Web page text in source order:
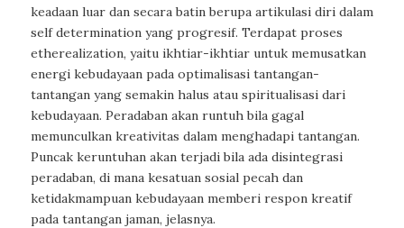
keadaan luar dan secara batin berupa artikulasi diri dalam
self determinationyang progresif. Terdapat proses
etherealization, yaitu ikhtiar-ikhtiar untuk memusatkan
energi kebudayaan pada optimalisasi tantangan-
tantangan yang semakin halus atau spiritualisasi dari
kebudayaan. Peradaban akan runtuh bila gagal
memunculkan kreativitas dalam menghadapi tantangan.
Puncak keruntuhan akan terjadi bila ada disintegrasi
peradaban, di mana kesatuan sosial pecah dan
ketidakmampuan kebudayaan memberi respon kreatif
pada tantangan jaman, jelasnya.